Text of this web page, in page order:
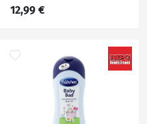
12,99 €